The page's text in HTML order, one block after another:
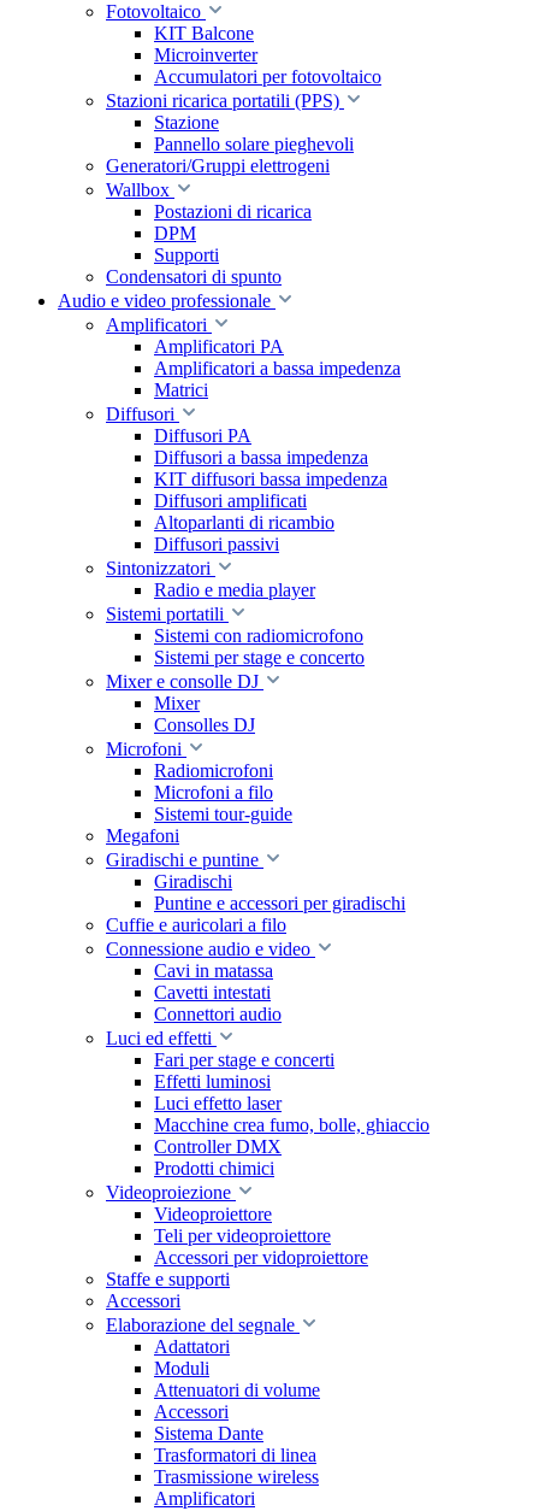
Fotovoltaico
KIT Balcone
Microinverter
Accumulatori per fotovoltaico
Stazioni ricarica portatili (PPS)
Stazione
Pannello solare pieghevoli
Generatori/Gruppi elettrogeni
Wallbox
Postazioni di ricarica
DPM
Supporti
Condensatori di spunto
Audio e video professionale
Amplificatori
Amplificatori PA
Amplificatori a bassa impedenza
Matrici
Diffusori
Diffusori PA
Diffusori a bassa impedenza
KIT diffusori bassa impedenza
Diffusori amplificati
Altoparlanti di ricambio
Diffusori passivi
Sintonizzatori
Radio e media player
Sistemi portatili
Sistemi con radiomicrofono
Sistemi per stage e concerto
Mixer e consolle DJ
Mixer
Consolles DJ
Microfoni
Radiomicrofoni
Microfoni a filo
Sistemi tour-guide
Megafoni
Giradischi e puntine
Giradischi
Puntine e accessori per giradischi
Cuffie e auricolari a filo
Connessione audio e video
Cavi in matassa
Cavetti intestati
Connettori audio
Luci ed effetti
Fari per stage e concerti
Effetti luminosi
Luci effetto laser
Macchine crea fumo, bolle, ghiaccio
Controller DMX
Prodotti chimici
Videoproiezione
Videoproiettore
Teli per videoproiettore
Accessori per vidoproiettore
Staffe e supporti
Accessori
Elaborazione del segnale
Adattatori
Moduli
Attenuatori di volume
Accessori
Sistema Dante
Trasformatori di linea
Trasmissione wireless
Amplificatori